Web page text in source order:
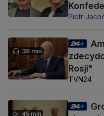
Piotr
38 min
Rosji"
TVN24
45 min